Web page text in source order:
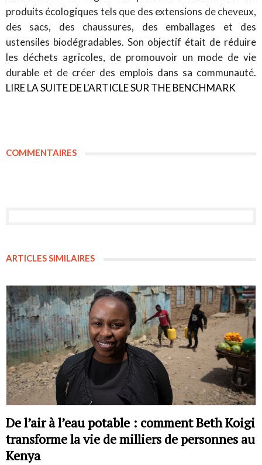
produits écologiques tels que des extensions de cheveux,
des sacs, des chaussures, des emballages et des
ustensiles biodégradables. Son objectif était de réduire
les déchets agricoles, de promouvoir un mode de vie
durable et de créer des emplois dans sa communauté.
LIRE LA SUITE DE L'ARTICLE SUR THE BENCHMARK
COMMENTAIRES
ARTICLES SIMILAIRES
De l’air à l’eau potable : comment Beth Koigi
transforme la vie de milliers de personnes au
Kenya